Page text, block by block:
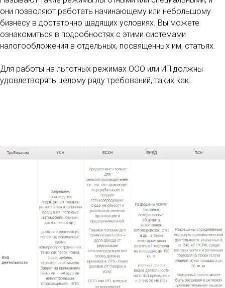
они позволяют работать начинающему или небольшому
бизнесу в достаточно щадящих условиях. Вы можете
ознакомиться в подробностях с этими системами
налогообложения в отдельных, посвященных им, статьях.
Для работы на льготных режимах ООО или ИП должны
удовлетворять целому ряду требований, таких как: